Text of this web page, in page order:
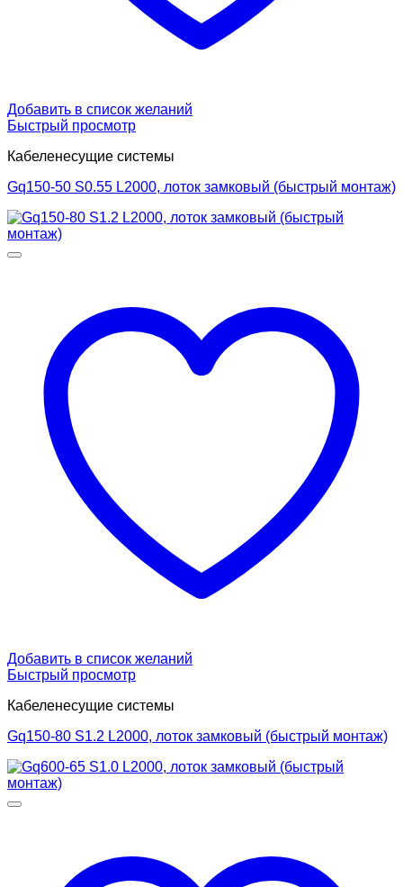
Добавить в список желаний
Быстрый просмотр
Кабеленесущие системы
Gq150-50 S0.55 L2000, лоток замковый (быстрый монтаж)
Добавить в список желаний
Быстрый просмотр
Кабеленесущие системы
Gq150-80 S1.2 L2000, лоток замковый (быстрый монтаж)